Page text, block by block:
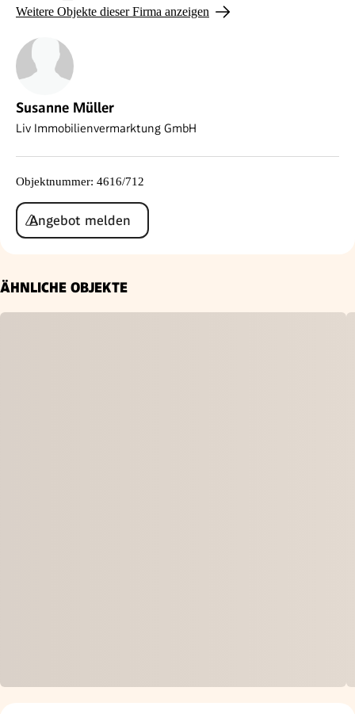
Weitere Objekte dieser Firma anzeigen
Susanne Müller
Liv Immobilienvermarktung GmbH
Objektnummer: 4616/712
Angebot melden
ÄHNLICHE OBJEKTE